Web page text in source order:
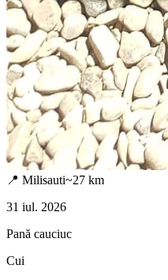
📍 Milisauti~27 km
31 iul. 2026
Pană cauciuc
Cui